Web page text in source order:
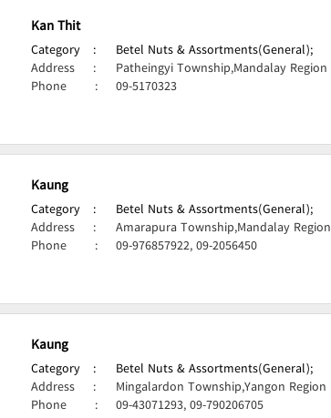
Kan Thit
Category :
Betel Nuts & Assortments(General);
Address
:
Patheingyi Township,Mandalay Region
Phone
: 09-5170323
Kaung
Category :
Betel Nuts & Assortments(General);
Address
:
Amarapura Township,Mandalay Region
Phone
: 09-976857922, 09-2056450
Kaung
Category :
Betel Nuts & Assortments(General);
Address
:
Mingalardon Township,Yangon Region
Phone
: 09-43071293, 09-790206705